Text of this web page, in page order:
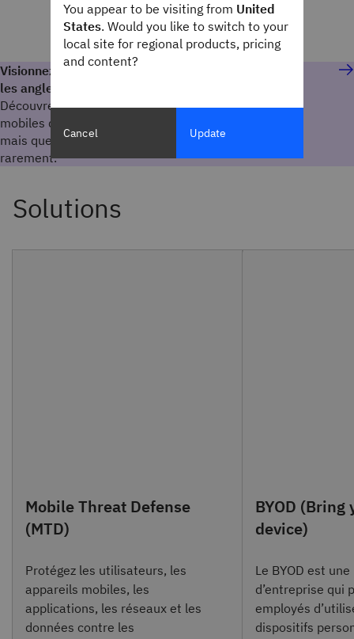
Visionnez le webinaire : Comprendre et éviter
les angles morts des appareils mobiles
Découvrez les angles morts des appareils
mobiles que les entreprises négligent souvent,
mais que les pirates informatiques ignorent
rarement.
Mobile Threat Defense
(MTD)
Protégez les utilisateurs, les
appareils mobiles, les
applications, les réseaux et les
données contre les
BYOD (Bring
device)
Le BYOD est
d’entreprise qui
employés
dispositifs
You appear to be visiting from United
States. Would you like to switch to your
local site for regional products, pricing
and content?
Cancel Update